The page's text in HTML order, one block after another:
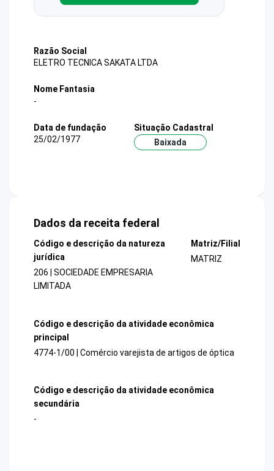
Razão Social
ELETRO TECNICA SAKATA LTDA
Nome Fantasia
-
Data de fundação
25/02/1977
Situação Cadastral
Baixada
Dados da receita federal
Código e descrição da natureza
jurídica
206 | SOCIEDADE EMPRESARIA
LIMITADA
Matriz/Filial
MATRIZ
Código e descrição da atividade econômica
principal
4774-1/00 | Comércio varejista de artigos de óptica
Código e descrição da atividade econômica
secundária
-